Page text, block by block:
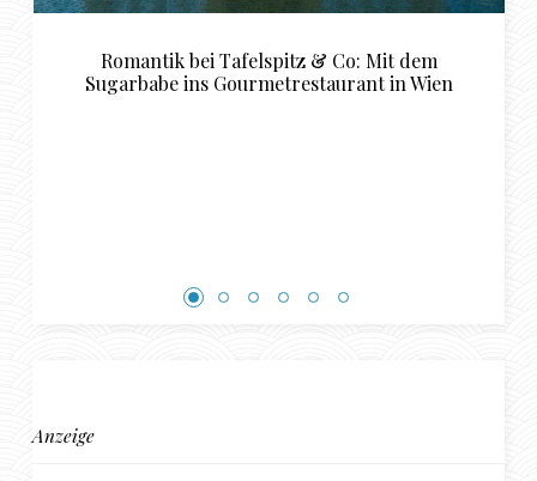
Luxuriöse Restaurant Empfehlungen
perfekte Sugardaddy und
Anzeige